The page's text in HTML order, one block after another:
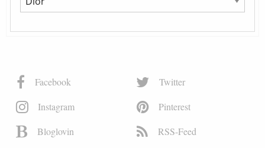
Facebook
Twitter
Instagram
Pinterest
Bloglovin
RSS-Feed